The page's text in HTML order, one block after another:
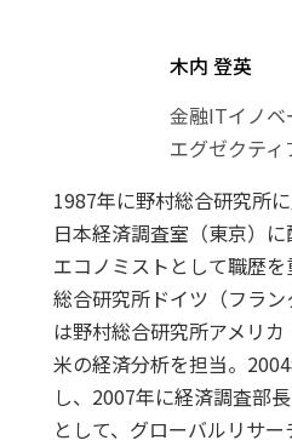
木内 登英
金融ITイノベ
エグゼクテ
1987年に野村総合研究所
日本経済調査室（東京）に
エコノミストとして職歴
総合研究所ドイツ（フラ
は野村総合研究所アメリ
米の経済分析を担当。
し、2007年に経済調査部
として、グローバルリサ